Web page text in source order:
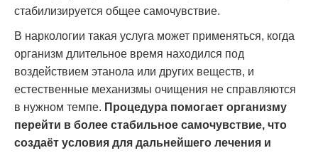
стабилизируется общее самочувствие.
В наркологии такая услуга может применяться, когда
организм длительное время находился под
воздействием этанола или других веществ, и
естественные механизмы очищения не справляются
в нужном темпе. Процедура помогает организму
перейти в более стабильное самочувствие, что
создаёт условия для дальнейшего лечения и